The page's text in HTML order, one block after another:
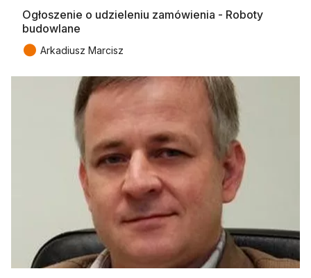
Ogłoszenie o udzieleniu zamówienia - Roboty
budowlane
● Arkadiusz Marcisz